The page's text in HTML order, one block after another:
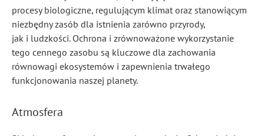
procesy biologiczne, regulującym klimat oraz stanowiącym
niezbędny zasób dla istnienia zarówno przyrody,
jak i ludzkości. Ochrona i zrównoważone wykorzystanie
tego cennego zasobu są kluczowe dla zachowania
równowagi ekosystemów i zapewnienia trwałego
funkcjonowania naszej planety.
Atmosfera